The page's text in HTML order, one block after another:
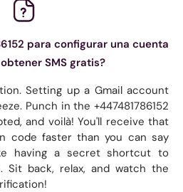
para configurar una cuenta
SMS gratis?
Setting up a Gmail account
Punch in the +447481786152
and voilà! You'll receive that
code faster than you can say
having a secret shortcut to
Sit back, relax, and watch the